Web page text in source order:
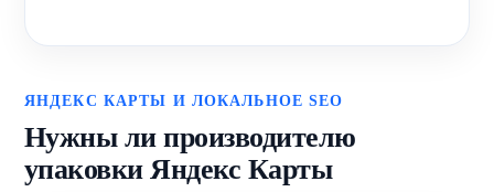
ЯНДЕКС КАРТЫ И ЛОКАЛЬНОЕ SEO
Нужны ли производителю
упаковки Яндекс Карты